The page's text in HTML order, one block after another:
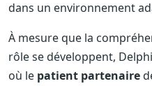
dans un environnement
À mesure que la
rôle se développent,
où le patient partenaire